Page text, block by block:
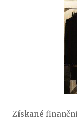
Získané